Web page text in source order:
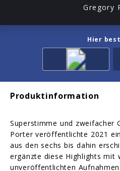
Gregory
Hier
Produktinformation
Superstimme und zweifacher
Porter veröffentlichte 2021
aus den sechs bis dahin
ergänzte diese Highlights mit
unveröffentlichten